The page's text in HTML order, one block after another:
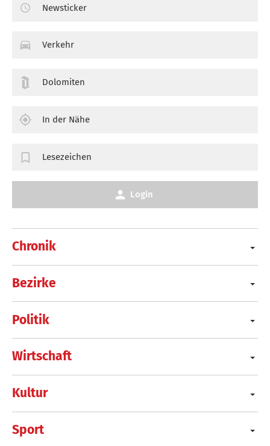
Chronik
Bezirke
Politik
Wirtschaft
Kultur
Sport
Newsticker
Verkehr
Dolomiten
In der Nähe
Lesezeichen
Login